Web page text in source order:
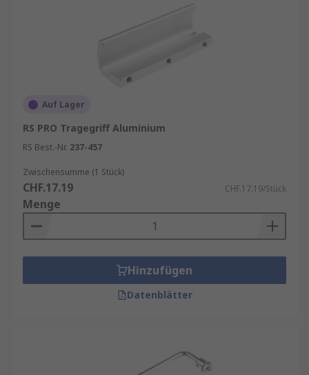
Auf Lager
RS PRO Tragegriff Aluminium
RS Best.-Nr. 237-457
Zwischensumme (1 Stück)
CHF.17.19 CHF.17.19/Stück
Menge
Hinzufügen
Datenblätter